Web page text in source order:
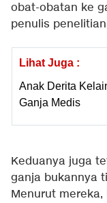
obat-obatan ke
penulis
Lihat Juga :
Anak Derita
Ganja Medis
Keduanya juga
ganja bukannya
Menurut